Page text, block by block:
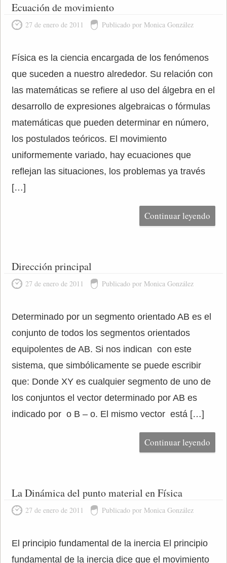
Ecuación de movimiento
27 de enero de 2011 Publicado por Monica González
Física es la ciencia encargada de los fenómenos
que suceden a nuestro alrededor. Su relación con
las matemáticas se refiere al uso del álgebra en el
desarrollo de expresiones algebraicas o fórmulas
matemáticas que pueden determinar en número,
los postulados teóricos. El movimiento
uniformemente variado, hay ecuaciones que
reflejan las situaciones, los problemas ya través
[…]
Continuar leyendo
Dirección principal
27 de enero de 2011 Publicado por Monica González
Determinado por un segmento orientado AB es el
conjunto de todos los segmentos orientados
equipolentes de AB. Si nos indican con este
sistema, que simbólicamente se puede escribir
que: Donde XY es cualquier segmento de uno de
los conjuntos el vector determinado por AB es
indicado por o B – o. El mismo vector está […]
Continuar leyendo
La Dinámica del punto material en Física
27 de enero de 2011 Publicado por Monica González
El principio fundamental de la inercia El principio
fundamental de la inercia dice que el movimiento